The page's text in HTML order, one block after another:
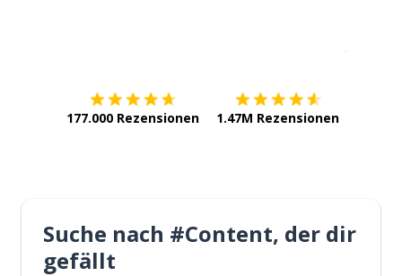
177.000 Rezensionen 1.47M Rezensionen
Suche nach #Content, der dir
gefällt